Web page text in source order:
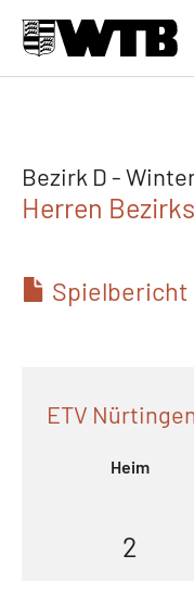
Bezirk D -
Herren
Spielbericht
ETV
Heim
2